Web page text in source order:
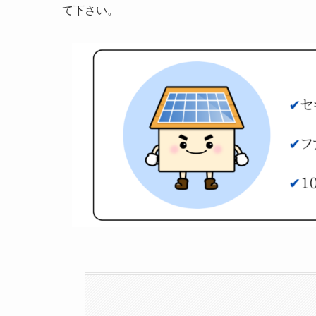
て下さい。